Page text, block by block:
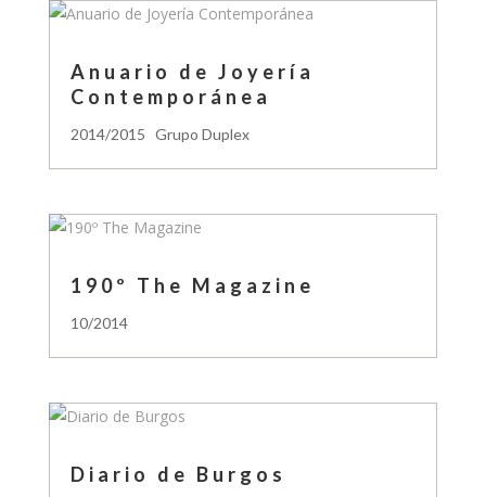
Anuario de Joyería
Contemporánea
2014/2015 Grupo Duplex
190º The Magazine
10/2014
Diario de Burgos